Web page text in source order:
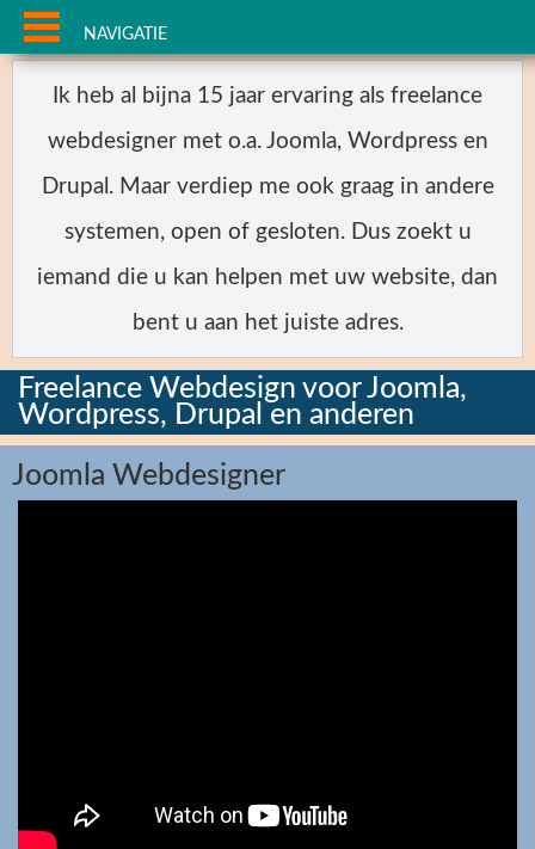
Ik heb al bijna 15 jaar ervaring als freelance
webdesigner met o.a. Joomla, Wordpress en
Drupal. Maar verdiep me ook graag in andere
systemen, open of gesloten. Dus zoekt u
iemand die u kan helpen met uw website, dan
bent u aan het juiste adres.
Freelance Webdesign voor Joomla,
Wordpress, Drupal en anderen
Joomla Webdesigner
NAVIGATIE